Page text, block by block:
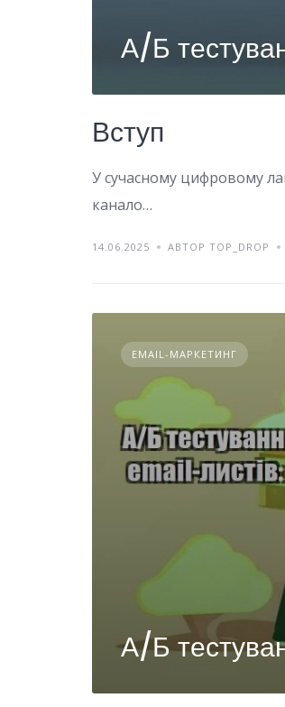
А/Б
Вступ
У сучасному цифровому
канало…
14.06.2025 АВТОР TOP_DROP
EMAIL-МАРКЕТИНГ
А/Б